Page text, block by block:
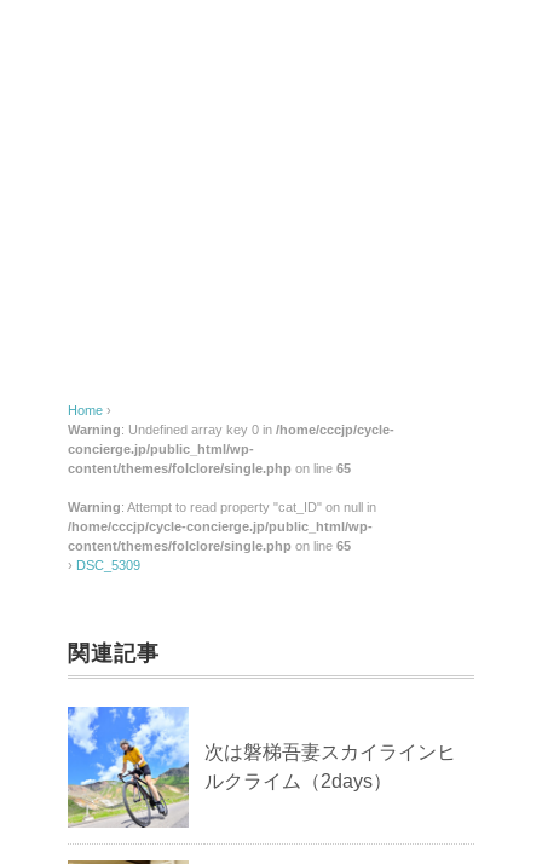
Home ›
Warning: Undefined array key 0 in /home/cccjp/cycle-
concierge.jp/public_html/wp-
content/themes/folclore/single.php on line 65
Warning: Attempt to read property "cat_ID" on null in
/home/cccjp/cycle-concierge.jp/public_html/wp-
content/themes/folclore/single.php on line 65
› DSC_5309
関連記事
次は磐梯吾妻スカイラインヒ
ルクライム（2days）